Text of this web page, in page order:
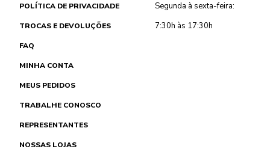
POLÍTICA DE PRIVACIDADE
TROCAS E DEVOLUÇÕES
FAQ
MINHA CONTA
MEUS PEDIDOS
TRABALHE CONOSCO
REPRESENTANTES
NOSSAS LOJAS
Segunda à sexta-feira:
7:30h às 17:30h